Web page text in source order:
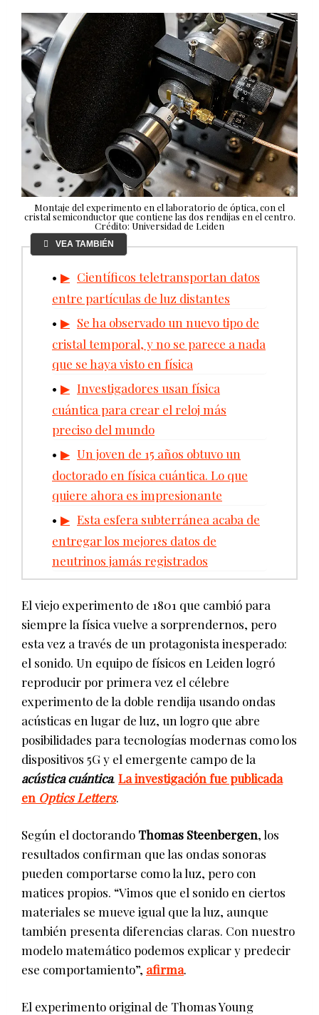
Montaje del experimento en el laboratorio de óptica, con el
cristal semiconductor que contiene las dos rendijas en el centro.
Crédito: Universidad de Leiden
VEA TAMBIÉN
Científicos teletransportan datos
entre partículas de luz distantes
Se ha observado un nuevo tipo de
cristal temporal, y no se parece a nada
que se haya visto en física
Investigadores usan física
cuántica para crear el reloj más
preciso del mundo
Un joven de 15 años obtuvo un
doctorado en física cuántica. Lo que
quiere ahora es impresionante
Esta esfera subterránea acaba de
entregar los mejores datos de
neutrinos jamás registrados
El viejo experimento de 1801 que cambió para
siempre la física vuelve a sorprendernos, pero
esta vez a través de un protagonista inesperado:
el sonido. Un equipo de físicos en Leiden logró
reproducir por primera vez el célebre
experimento de la doble rendija usando ondas
acústicas en lugar de luz, un logro que abre
posibilidades para tecnologías modernas como los
dispositivos 5G y el emergente campo de la
acústica cuántica. La investigación fue publicada
en Optics Letters.
Según el doctorando Thomas Steenbergen, los
resultados confirman que las ondas sonoras
pueden comportarse como la luz, pero con
matices propios. “Vimos que el sonido en ciertos
materiales se mueve igual que la luz, aunque
también presenta diferencias claras. Con nuestro
modelo matemático podemos explicar y predecir
ese comportamiento”, afirma.
El experimento original de Thomas Young